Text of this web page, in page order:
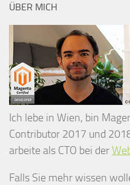
ÜBER MICH
Ich lebe in Wien, bin
Contributor 2017 und
arbeite als CTO bei der
Falls Sie mehr wissen